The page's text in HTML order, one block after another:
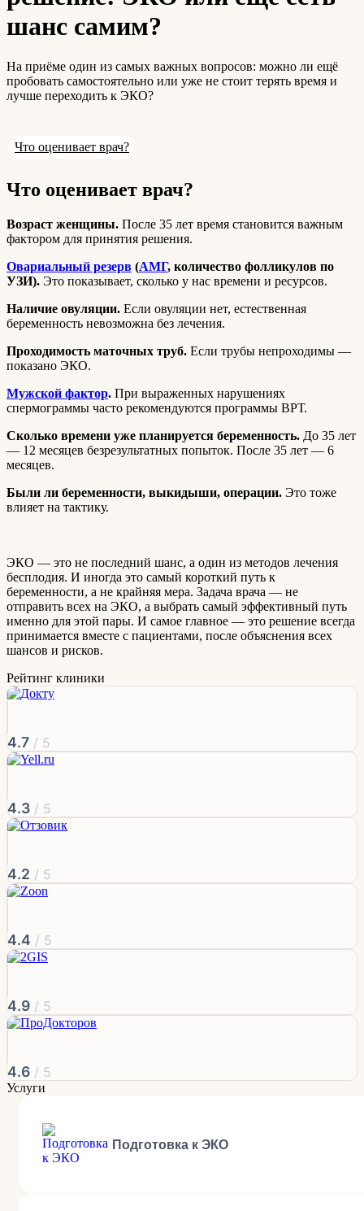
шанс самим?
На приёме один из самых важных вопросов: можно ли ещё
пробовать самостоятельно или уже не стоит терять время и
лучше переходить к ЭКО?
Что оценивает врач?
Что оценивает врач?
Возраст женщины. После 35 лет время становится важным
фактором для принятия решения.
Овариальный резерв (АМГ, количество фолликулов по
УЗИ). Это показывает, сколько у нас времени и ресурсов.
Наличие овуляции. Если овуляции нет, естественная
беременность невозможна без лечения.
Проходимость маточных труб. Если трубы непроходимы —
показано ЭКО.
Мужской фактор. При выраженных нарушениях
спермограммы часто рекомендуются программы ВРТ.
Сколько времени уже планируется беременность. До 35 лет
— 12 месяцев безрезультатных попыток. После 35 лет — 6
месяцев.
Были ли беременности, выкидыши, операции. Это тоже
влияет на тактику.
ЭКО — это не последний шанс, а один из методов лечения
бесплодия. И иногда это самый короткий путь к
беременности, а не крайняя мера. Задача врача — не
отправить всех на ЭКО, а выбрать самый эффективный путь
именно для этой пары. И самое главное — это решение всегда
принимается вместе с пациентами, после объяснения всех
шансов и рисков.
Рейтинг клиники
4.7 / 5
4.3 / 5
4.2 / 5
4.4 / 5
4.9 / 5
4.6 / 5
Услуги
Подготовка к ЭКО